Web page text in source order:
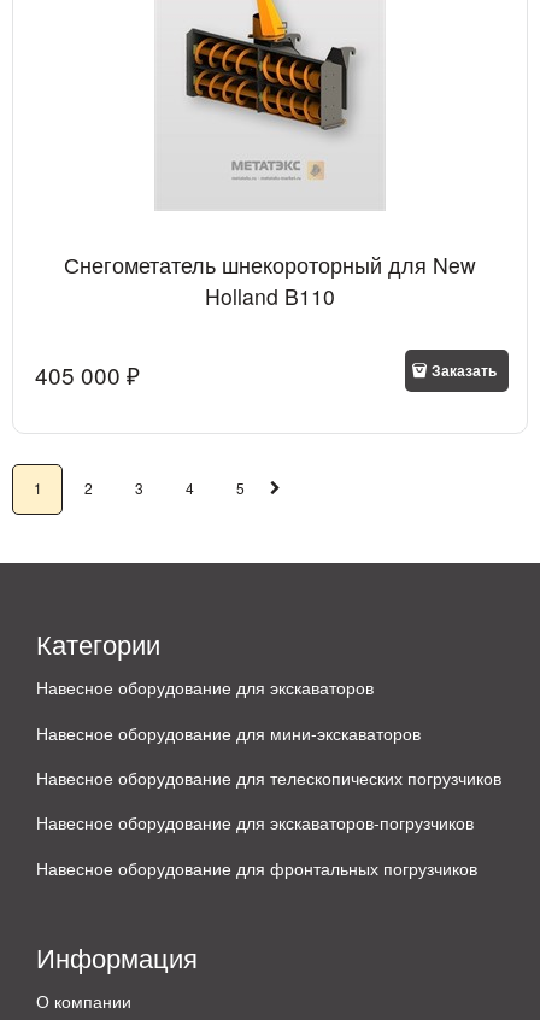
Снегометатель шнекороторный для New
Holland B110
405 000 ₽ Заказать
1 2 3 4 5
Категории
Навесное оборудование для экскаваторов
Навесное оборудование для мини-экскаваторов
Навесное оборудование для телескопических погрузчиков
Навесное оборудование для экскаваторов-погрузчиков
Навесное оборудование для фронтальных погрузчиков
Информация
О компании